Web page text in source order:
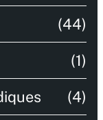
(44)
(1)
(4)